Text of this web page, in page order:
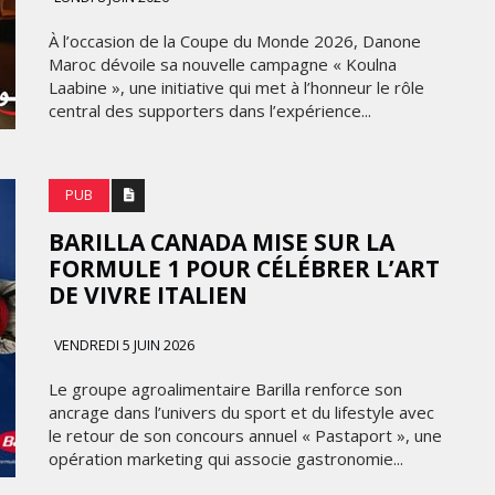
À l’occasion de la Coupe du Monde 2026, Danone
Maroc dévoile sa nouvelle campagne « Koulna
Laabine », une initiative qui met à l’honneur le rôle
central des supporters dans l’expérience...
PUB
BARILLA CANADA MISE SUR LA
FORMULE 1 POUR CÉLÉBRER L’ART
DE VIVRE ITALIEN
VENDREDI 5 JUIN 2026
Le groupe agroalimentaire Barilla renforce son
ancrage dans l’univers du sport et du lifestyle avec
le retour de son concours annuel « Pastaport », une
opération marketing qui associe gastronomie...
FRONTIÈRES DE
L’INNOVATION AFRICAINE
LUNDI 6 AVRIL 2026
SUR UNE CAMPAGNE
NATIONALE POUR
RÉINVENTER L’EXPÉRIENCE DU
MARIAGE